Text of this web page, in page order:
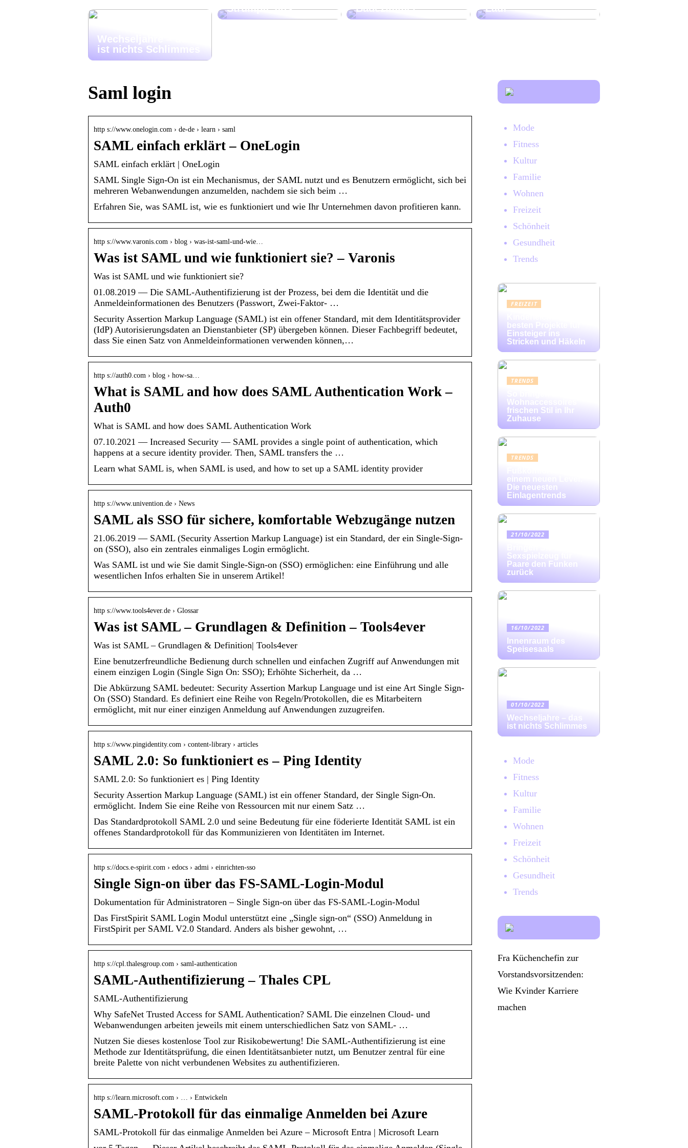
Wechseljahre – das
ist nichts Schlimmes
Strümpfe aus
Badezimmer
Lauf
Saml login
http s://www.onelogin.com › de-de › learn › saml
SAML einfach erklärt – OneLogin
SAML einfach erklärt | OneLogin
SAML Single Sign-On ist ein Mechanismus, der SAML nutzt und es Benutzern ermöglicht, sich bei
mehreren Webanwendungen anzumelden, nachdem sie sich beim …
Erfahren Sie, was SAML ist, wie es funktioniert und wie Ihr Unternehmen davon profitieren kann.
http s://www.varonis.com › blog › was-ist-saml-und-wie…
Was ist SAML und wie funktioniert sie? – Varonis
Was ist SAML und wie funktioniert sie?
01.08.2019 — Die SAML-Authentifizierung ist der Prozess, bei dem die Identität und die
Anmeldeinformationen des Benutzers (Passwort, Zwei-Faktor- …
Security Assertion Markup Language (SAML) ist ein offener Standard, mit dem Identitätsprovider
(IdP) Autorisierungsdaten an Dienstanbieter (SP) übergeben können. Dieser Fachbegriff bedeutet,
dass Sie einen Satz von Anmeldeinformationen verwenden können,…
http s://auth0.com › blog › how-sa…
What is SAML and how does SAML Authentication Work –
Auth0
What is SAML and how does SAML Authentication Work
07.10.2021 — Increased Security — SAML provides a single point of authentication, which
happens at a secure identity provider. Then, SAML transfers the …
Learn what SAML is, when SAML is used, and how to set up a SAML identity provider
http s://www.univention.de › News
SAML als SSO für sichere, komfortable Webzugänge nutzen
21.06.2019 — SAML (Security Assertion Markup Language) ist ein Standard, der ein Single-Sign-
on (SSO), also ein zentrales einmaliges Login ermöglicht.
Was SAML ist und wie Sie damit Single-Sign-on (SSO) ermöglichen: eine Einführung und alle
wesentlichen Infos erhalten Sie in unserem Artikel!
http s://www.tools4ever.de › Glossar
Was ist SAML – Grundlagen & Definition – Tools4ever
Was ist SAML – Grundlagen & Definition| Tools4ever
Eine benutzerfreundliche Bedienung durch schnellen und einfachen Zugriff auf Anwendungen mit
einem einzigen Login (Single Sign On: SSO); Erhöhte Sicherheit, da …
Die Abkürzung SAML bedeutet: Security Assertion Markup Language und ist eine Art Single Sign-
On (SSO) Standard. Es definiert eine Reihe von Regeln/Protokollen, die es Mitarbeitern
ermöglicht, mit nur einer einzigen Anmeldung auf Anwendungen zuzugreifen.
http s://www.pingidentity.com › content-library › articles
SAML 2.0: So funktioniert es – Ping Identity
SAML 2.0: So funktioniert es | Ping Identity
Security Assertion Markup Language (SAML) ist ein offener Standard, der Single Sign-On.
ermöglicht. Indem Sie eine Reihe von Ressourcen mit nur einem Satz …
Das Standardprotokoll SAML 2.0 und seine Bedeutung für eine föderierte Identität SAML ist ein
offenes Standardprotokoll für das Kommunizieren von Identitäten im Internet.
http s://docs.e-spirit.com › edocs › admi › einrichten-sso
Single Sign-on über das FS-SAML-Login-Modul
Dokumentation für Administratoren – Single Sign-on über das FS-SAML-Login-Modul
Das FirstSpirit SAML Login Modul unterstützt eine „Single sign-on“ (SSO) Anmeldung in
FirstSpirit per SAML V2.0 Standard. Anders als bisher gewohnt, …
http s://cpl.thalesgroup.com › saml-authentication
SAML-Authentifizierung – Thales CPL
SAML-Authentifizierung
Why SafeNet Trusted Access for SAML Authentication? SAML Die einzelnen Cloud- und
Webanwendungen arbeiten jeweils mit einem unterschiedlichen Satz von SAML- …
Nutzen Sie dieses kostenlose Tool zur Risikobewertung! Die SAML-Authentifizierung ist eine
Methode zur Identitätsprüfung, die einen Identitätsanbieter nutzt, um Benutzer zentral für eine
breite Palette von nicht verbundenen Websites zu authentifizieren.
http s://learn.microsoft.com › … › Entwickeln
SAML-Protokoll für das einmalige Anmelden bei Azure
SAML-Protokoll für das einmalige Anmelden bei Azure – Microsoft Entra | Microsoft Learn
Mode
Fitness
Kultur
Familie
Wohnen
Freizeit
Schönheit
Gesundheit
Trends
FREIZEIT
besten Projekte für
Einsteiger ins
Stricken und Häkeln
TRENDS
Wohnaccessoires
frischen Stil in Ihr
Zuhause
TRENDS
einem neuen Level:
Die neuesten
Einlagentrends
21/10/2022
Sexspielzeug für
Paare den Funken
zurück
16/10/2022
Innenraum des
Speisesaals
01/10/2022
Wechseljahre – das
ist nichts Schlimmes
Mode
Fitness
Kultur
Familie
Wohnen
Freizeit
Schönheit
Gesundheit
Trends
Fra Küchenchefin zur
Vorstandsvorsitzenden:
Wie Kvinder Karriere
machen